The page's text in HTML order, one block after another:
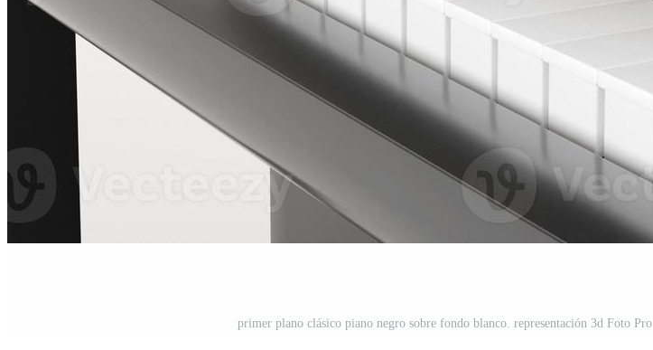
primer plano clásico piano negro sobre fondo blanco. representación 3d Foto Pro